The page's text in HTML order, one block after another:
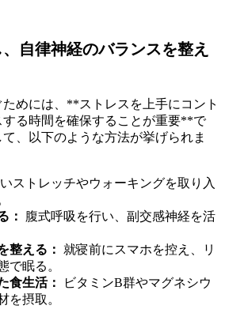
自律神経のバランスを整え
めには、**ストレスを上手にコント
する時間を確保することが重要**で
、以下のような方法が挙げられま
ストレッチやウォーキングを取り入
：
腹式呼吸を行い、副交感神経を活
整える：
就寝前にスマホを控え、リ
で眠る。
食生活：
ビタミンB群やマグネシウ
を摂取。